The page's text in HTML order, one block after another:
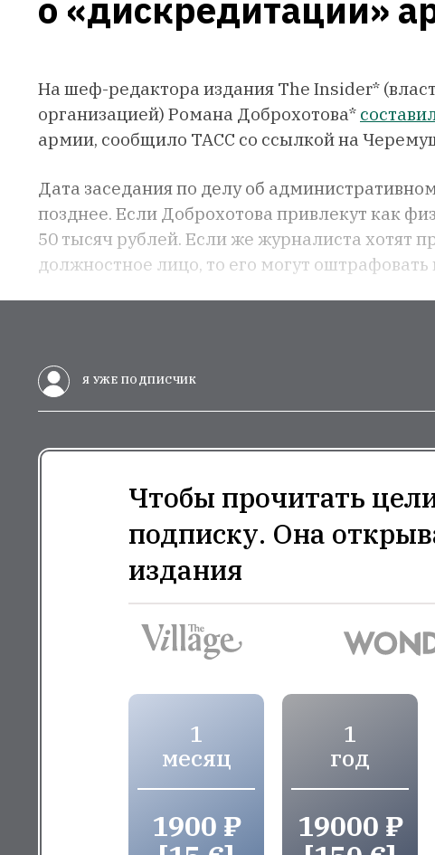
о «дискредитации»
На шеф-редактора издания The Insider*
организацией) Романа Доброхотова*
армии, сообщило ТАСС со ссылкой на
Дата заседания по делу об
позднее. Если Доброхотова привлекут как
50 тысяч рублей. Если же журналиста хотят
должностное лицо, то его могут оштрафовать
Я УЖЕ ПОДПИСЧИК
Чтобы прочитать
подписку. Она
издания
1
месяц
1900 ₽
1
год
19000 ₽